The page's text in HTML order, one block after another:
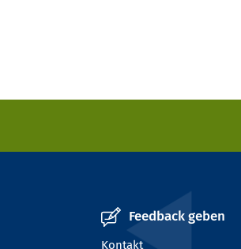
Feedback geben
Kontakt